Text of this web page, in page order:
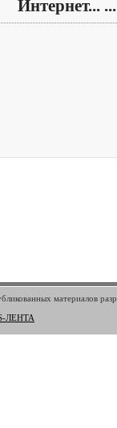
Интернет... ...
материалов
ЛЕНТА